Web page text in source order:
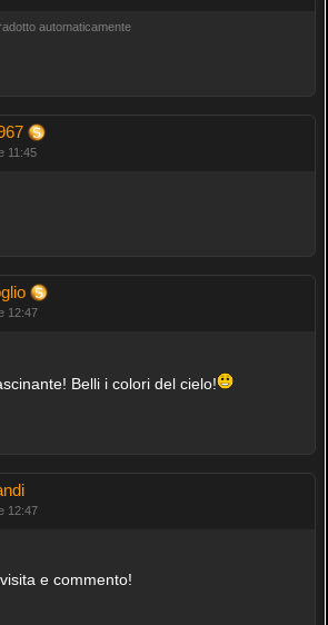
automaticamente
11:45
12:47
Belli i colori del cielo!
12:47
e commento!